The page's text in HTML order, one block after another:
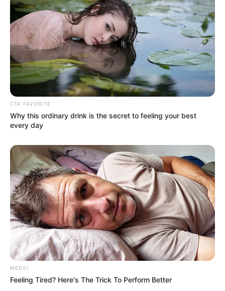
CTA FAVORITE
Why this ordinary drink is the secret to feeling your best
every day
MEDVI
Feeling Tired? Here's The Trick To Perform Better